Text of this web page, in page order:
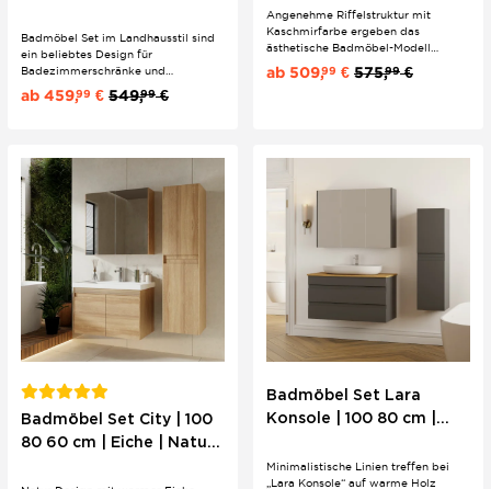
Unterschrank, Konsole &
Aufsatzwaschbecken
Badmöbel Set im Landhausstil sind
ein beliebtes Design für
Badezimmerschränke und
Badeinrichtungen, für Liebhaber mit
klassischem Geschmack.
ab 459,99 € 549,99€
60 cm | Boho-Stil &
Riffeloptik
Angenehme Riffelstruktur mit
Kaschmirfarbe ergeben das
ästhetische Badmöbel-Modell
"Bella". Die Griffmulden in
Zusammenspiel mit den Softclose
ab 509,99 € 575,99€
Badmöbel Set City | 100
80 60 cm | Eiche | Natur
Badmöbel Set Lara
Konsole | 100 80 cm |
Walnuss | Aufsatz
Minimalistische Linien treffen bei
„Lara Konsole“ auf warme Holz